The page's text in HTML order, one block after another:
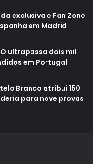
exclusiva e Fan Zone
em Madrid
ultrapassa dois mil
em Portugal
Branco atribui 150
para nove provas